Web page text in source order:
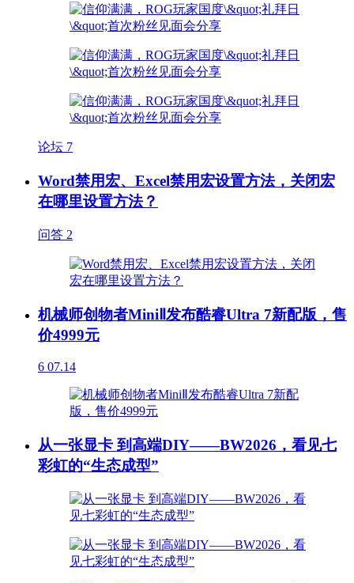
论坛 7
Word禁用宏、Excel禁用宏设置方法，关闭宏
在哪里设置方法？
问答 2
机械师创物者MiniⅡ发布酷睿Ultra 7新配版，售
价4999元
6 07.14
从一张显卡 到高端DIY——BW2026，看见七
彩虹的“生态成型”